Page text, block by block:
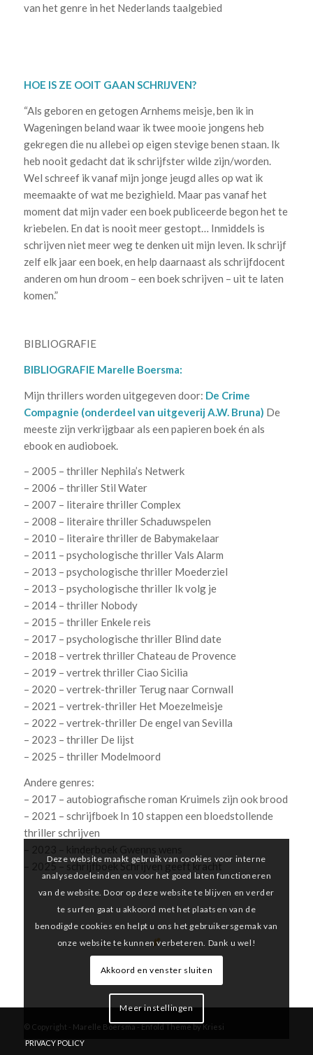
van het genre in het Nederlands taalgebied
HOE IS ZE OOIT GAAN SCHRIJVEN?
“Als geboren en getogen Arnhems meisje, ben ik in
Wageningen beland waar ik twee mooie jongens heb
gekregen die nu allebei op eigen stevige benen staan. Ik
heb nooit gedacht dat ik schrijfster wilde zijn/worden.
Wel schreef ik vanaf mijn jonge jeugd alles op wat ik
meemaakte of wat me bezighield. Maar pas vanaf het
moment dat mijn vader een boek publiceerde begon het te
kriebelen. En dat is nooit meer gestopt… Inmiddels is
schrijven niet meer weg te denken uit mijn leven. Ik schrijf
zelf elk jaar een boek, en help daarnaast als schrijfdocent
anderen om hun droom – een boek schrijven – uit te laten
komen.”
BIBLIOGRAFIE
BIBLIOGRAFIE Marelle Boersma:
Mijn thrillers worden uitgegeven door: De Crime
Compagnie (onderdeel van uitgeverij A.W. Bruna) De
meeste zijn verkrijgbaar als een papieren boek én als
ebook en audioboek.
– 2005 – thriller Nephila’s Netwerk
– 2006 – thriller Stil Water
– 2007 – literaire thriller Complex
– 2008 – literaire thriller Schaduwspelen
– 2010 – literaire thriller de Babymakelaar
– 2011 – psychologische thriller Vals Alarm
– 2013 – psychologische thriller Moederziel
– 2013 – psychologische thriller Ik volg je
– 2014 – thriller Nobody
– 2015 – thriller Enkele reis
– 2017 – psychologische thriller Blind date
– 2018 – vertrek thriller Chateau de Provence
– 2019 – vertrek thriller Ciao Sicilia
– 2020 – vertrek-thriller Terug naar Cornwall
– 2021 – vertrek-thriller Het Moezelmeisje
– 2022 – vertrek-thriller De engel van Sevilla
– 2023 – thriller De lijst
– 2025 – thriller Modelmoord
Andere genres:
– 2017 – autobiografische roman Kruimels zijn ook brood
– 2021 – schrijfboek In 10 stappen een bloedstollende
thriller schrijven
– 2025 – schrijfboek Schrijven geeft kracht
© Copyright - Marelle Boersma-Enfold Theme by Kriesi
PRIVACY POLICY
Deze website maakt gebruik van cookies voor interne
analysedoeleinden en voor het goed laten functioneren
van de website. Door op deze website te blijven en verder
te surfen gaat u akkoord met het plaatsen van de
benodigde cookies en helpt u ons het gebruikersgemak van
onze website te kunnen verbeteren. Dank u wel!
Akkoord en venster sluiten
Meer instellingen